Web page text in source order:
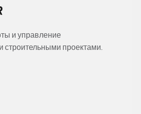
и управление
проектами.